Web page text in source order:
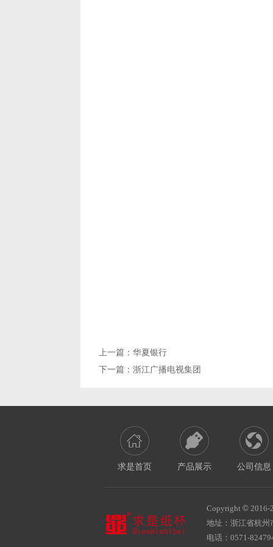
上一篇： 华夏银行
下一篇： 浙江广播电视集团
求是首页 产品展示 公司信息
Copyright © 2016-
地址：浙江省杭
电话：0571-